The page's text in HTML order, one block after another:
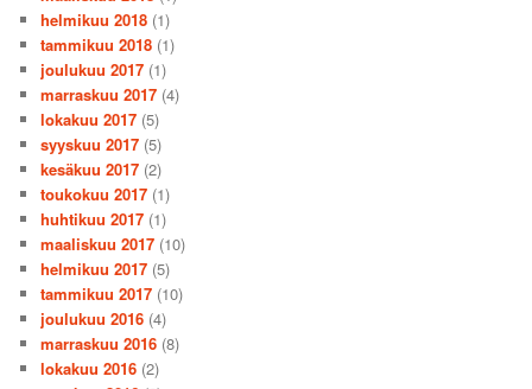
helmikuu 2018 (1)
tammikuu 2018 (1)
joulukuu 2017 (1)
marraskuu 2017 (4)
lokakuu 2017 (5)
syyskuu 2017 (5)
kesäkuu 2017 (2)
toukokuu 2017 (1)
huhtikuu 2017 (1)
maaliskuu 2017 (10)
helmikuu 2017 (5)
tammikuu 2017 (10)
joulukuu 2016 (4)
marraskuu 2016 (8)
lokakuu 2016 (2)